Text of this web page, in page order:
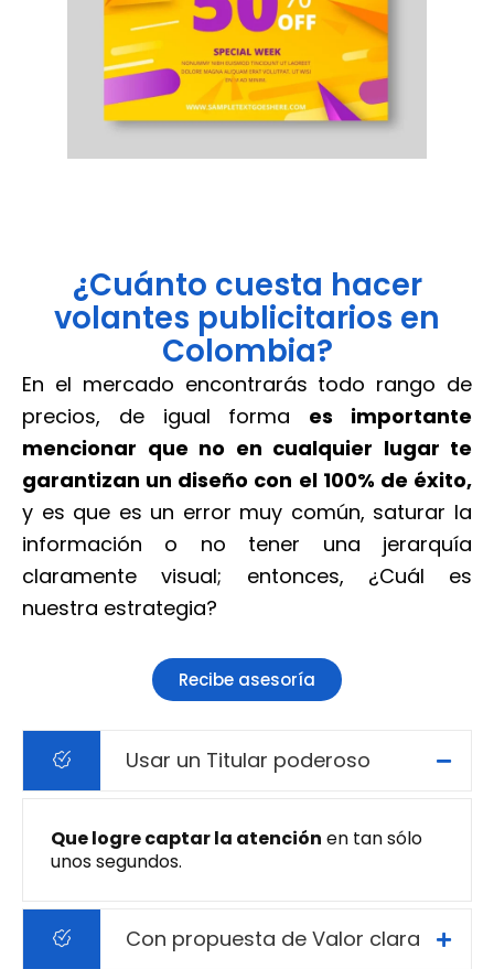
¿Cuánto cuesta hacer
volantes publicitarios en
Colombia?
En el mercado encontrarás todo rango de
precios, de igual forma es importante
mencionar que no en cualquier lugar te
garantizan un diseño con el 100% de éxito,
y es que es un error muy común, saturar la
información o no tener una jerarquía
claramente visual; entonces, ¿Cuál es
nuestra estrategia?
Recibe asesoría
Usar un Titular poderoso
Que logre captar la atención en tan sólo
unos segundos.
Con propuesta de Valor clara